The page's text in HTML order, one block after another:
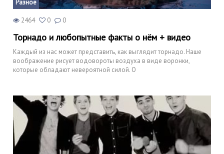
Разное
2464 0 0
Торнадо и любопытные факты о нём + видео
Каждый из нас может представить, как выглядит торнадо. Наше
воображение рисует водовороты воздуха в виде воронки,
которые обладают невероятной силой. О